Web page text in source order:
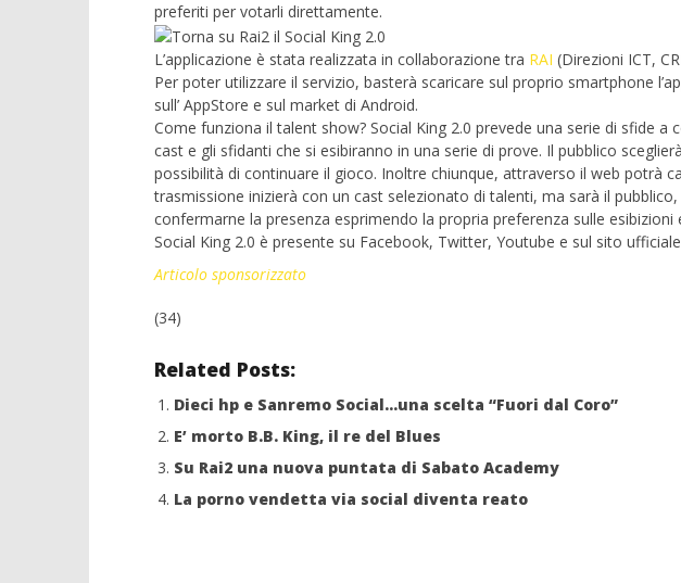
preferiti per votarli direttamente.
L’applicazione è stata realizzata in collaborazione tra RAI (Direzioni ICT,
Per poter utilizzare il servizio, basterà scaricare sul proprio smartphone
sull’ AppStore e sul market di Android.
Come funziona il talent show? Social King 2.0 prevede una serie di sfide a
cast e gli sfidanti che si esibiranno in una serie di prove. Il pubblico sceglierà
possibilità di continuare il gioco. Inoltre chiunque, attraverso il web potrà
trasmissione inizierà con un cast selezionato di talenti, ma sarà il
confermarne la presenza esprimendo la propria preferenza sulle esibizioni
Social King 2.0 è presente su Facebook, Twitter, Youtube e sul sito
Articolo sponsorizzato
(34)
Related Posts:
Dieci hp e Sanremo Social…una scelta “Fuori dal Coro”
E’ morto B.B. King, il re del Blues
Su Rai2 una nuova puntata di Sabato Academy
La porno vendetta via social diventa reato